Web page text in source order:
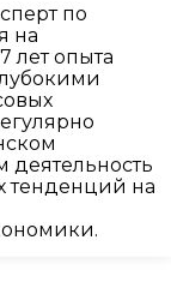
по
на
лет опыта
деятельность
тенденций на